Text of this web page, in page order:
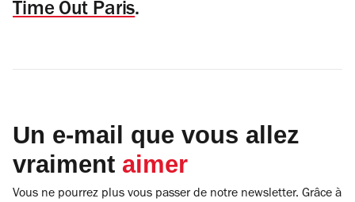
Time Out Paris.
Un e-mail que vous allez
vraiment aimer
Vous ne pourrez plus vous passer de notre newsletter. Grâce à